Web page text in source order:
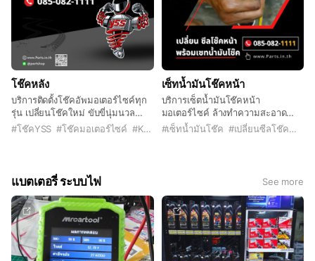
โช๊คหลัง
บริการติดตั้งโช๊คอัพมอเตอร์ไซค์ทุก
รุ่น เปลี่ยนโช๊คใหม่ ขับขี่นุ่มนวล
เกาะถนนทุกสภาพการขับขี่ อัพเกรด
#โช๊คYSS #โช๊คมอเตอร์ไซค์ #KYB
เซ็ทน้ำมันโช๊คหน้า
บริการเซ็ตน้ำมันโช๊คหน้า
มอเตอร์ไซค์ ล้างทำความสะอาด
พร้อมเซ็ทน้ำมันโช๊คใหม่ เปลี่ยนซีล
#เซ็ทน้ำมันโช๊ค #เปลี่ยนซีลโช๊ค #
แบตเตอรี่ ระบบไฟ See more